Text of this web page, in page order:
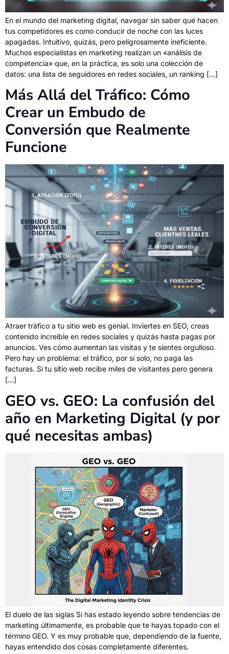
En el mundo del marketing digital, navegar sin saber qué hacen
tus competidores es como conducir de noche con las luces
apagadas. Intuitivo, quizás, pero peligrosamente ineficiente.
Muchos especialistas en marketing realizan un «análisis de
competencia» que, en la práctica, es solo una colección de
datos: una lista de seguidores en redes sociales, un ranking […]
Más Allá del Tráfico: Cómo
Crear un Embudo de
Conversión que Realmente
Funcione
Atraer tráfico a tu sitio web es genial. Inviertes en SEO, creas
contenido increíble en redes sociales y quizás hasta pagas por
anuncios. Ves cómo aumentan las visitas y te sientes orgulloso.
Pero hay un problema: el tráfico, por sí solo, no paga las
facturas. Si tu sitio web recibe miles de visitantes pero genera
[…]
GEO vs. GEO: La confusión del
año en Marketing Digital (y por
qué necesitas ambas)
El duelo de las siglas Si has estado leyendo sobre tendencias de
marketing últimamente, es probable que te hayas topado con el
término GEO. Y es muy probable que, dependiendo de la fuente,
hayas entendido dos cosas completamente diferentes.